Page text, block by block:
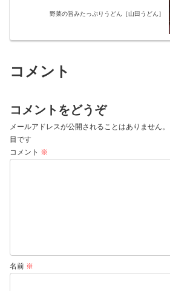
野菜の旨みたっぷりうどん［山田うどん］
コメント
コメントをどうぞ
メールアドレスが公開されることはありません。
目です
コメント ※
名前 ※